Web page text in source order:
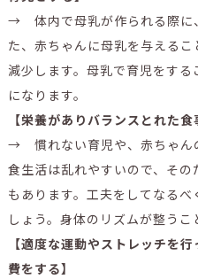
→ 体内で母乳が作られる際に
た、赤ちゃんに母乳を与える
減少します。母乳で育児をす
になります。
【栄養がありバランスとれた
→ 慣れない育児や、赤ちゃん
食生活は乱れやすいので、そ
もあります。工夫をしてなる
しょう。身体のリズムが整うこ
【適度な運動やストレッチを
費をする】